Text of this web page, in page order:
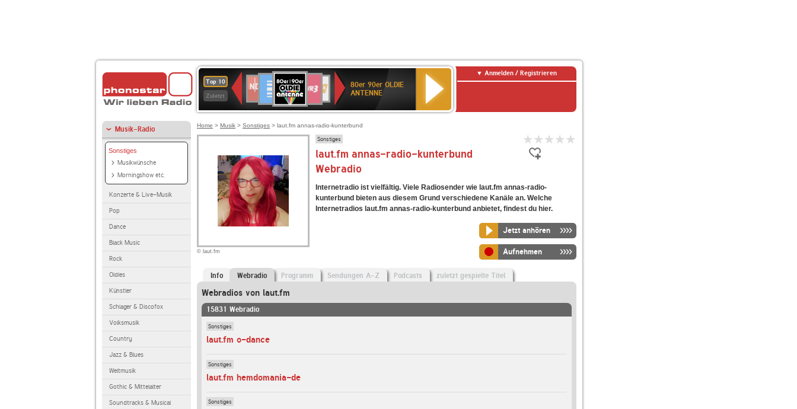
Top 10
Zuletzt
Deutschlandfunk
80er
90er
OLDIE
ANTENNE
SWR3
SWR
Kultur
NDR
2
80er 90er OLDIE
ANTENNE
Anmelden / Registrieren
Musik-Radio
Sonstiges
Musikwünsche
Morningshow etc.
Konzerte & Live-Musik
Pop
Dance
Black Music
Rock
Oldies
Künstler
Schlager & Discofox
Volksmusik
Country
Jazz & Blues
Weltmusik
Gothic & Mittelalter
Soundtracks & Musical
Home > Musik > Sonstiges > laut.fm annas-radio-kunterbund
© laut.fm
Sonstiges
laut.fm annas-radio-kunterbund
Webradio
Internetradio ist vielfältig. Viele Radiosender wie laut.fm annas-radio-
kunterbund bieten aus diesem Grund verschiedene Kanäle an. Welche
Internetradios laut.fm annas-radio-kunterbund anbietet, findest du hier.
Jetzt anhören
Aufnehmen
Info Webradio Programm Sendungen A-Z Podcasts zuletzt gespielte Titel
Webradios von laut.fm
15831 Webradio
Sonstiges
laut.fm o-dance
Sonstiges
laut.fm hemdomania-de
Sonstiges